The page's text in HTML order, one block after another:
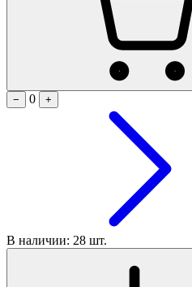
−
0 +
В наличии: 28 шт.